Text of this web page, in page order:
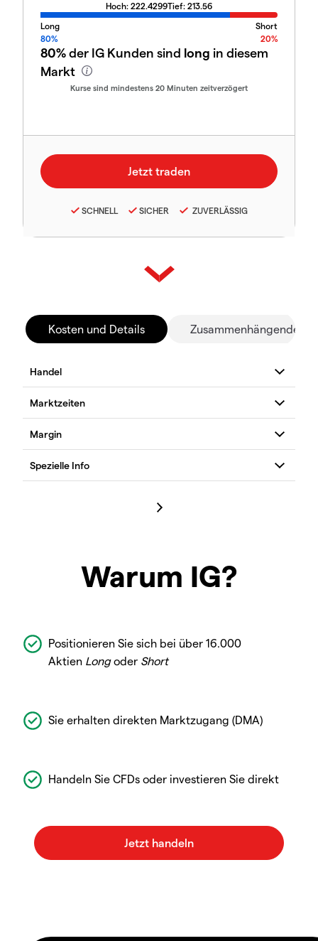
Hoch: 222.4299Tief: 213.56
Long
Short
80%
20%
80%der IG Kunden sind long in diesem
Markt
Kurse sind mindestens 20 Minuten zeitverzögert
SCHNELL SICHER ZUVERLÄSSIG
Kosten und Details Zusammenhängende
Warum IG?
Positionieren Sie sich bei über 16.000
Aktien Longoder Short
Sie erhalten direkten Marktzugang (DMA)
Handeln Sie CFDs oder investieren Sie direkt